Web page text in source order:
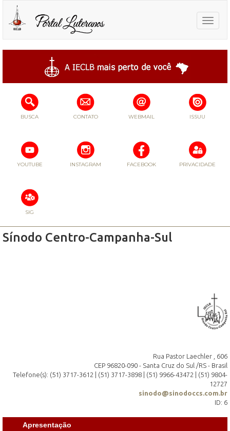
Toggle
BUSCA CONTATO WEBMAIL ISSUU
YOUTUBE INSTAGRAM FACEBOOK PRIVACIDADE
SIG
Sínodo Centro-Campanha-Sul
Rua Pastor Laechler , 606
CEP 96820-090 - Santa Cruz do Sul /RS - Brasil
Telefone(s): (51) 3717-3612 | (51) 3717-3898 | (51) 9966-43472 | (51) 9804-
12727
sinodo@sinodoccs.com.br
ID: 6
Apresentação